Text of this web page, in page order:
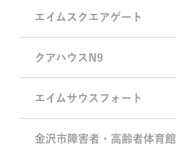
エイムスクエアゲート
クアハウスN9
エイムサウスフォート
金沢市障害者・高齢者体育館